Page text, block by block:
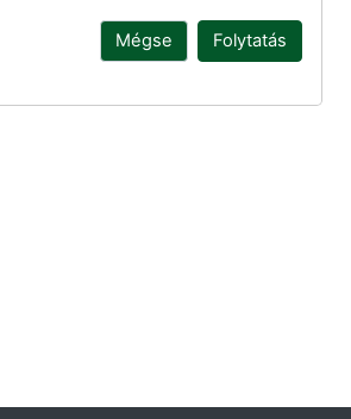
Mégse Folytatás